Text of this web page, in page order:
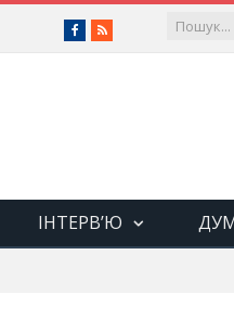
Facebook
RSS
ІНТЕРВ’Ю